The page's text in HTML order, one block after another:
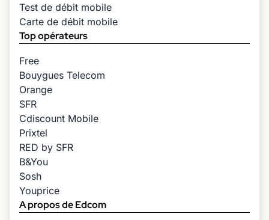
Test de débit mobile
Carte de débit mobile
Top opérateurs
Free
Bouygues Telecom
Orange
SFR
Cdiscount Mobile
Prixtel
RED by SFR
B&You
Sosh
Youprice
A propos de Edcom